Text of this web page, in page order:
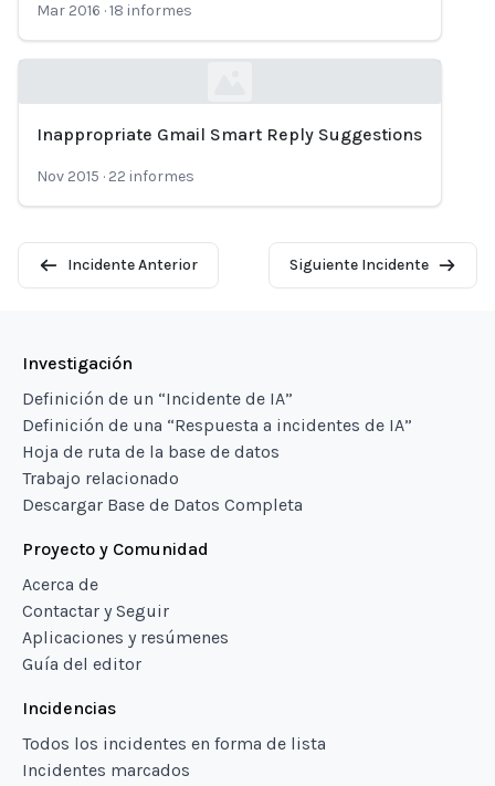
Mar 2016 ·18 informes
Loading...
Inappropriate Gmail Smart Reply Suggestions
Nov 2015 · 22 informes
Incidente Anterior Siguiente Incidente
Investigación
Definición de un “Incidente de IA”
Definición de una “Respuesta a incidentes de IA”
Hoja de ruta de la base de datos
Trabajo relacionado
Descargar Base de Datos Completa
Proyecto y Comunidad
Acerca de
Contactar y Seguir
Aplicaciones y resúmenes
Guía del editor
Incidencias
Todos los incidentes en forma de lista
Incidentes marcados